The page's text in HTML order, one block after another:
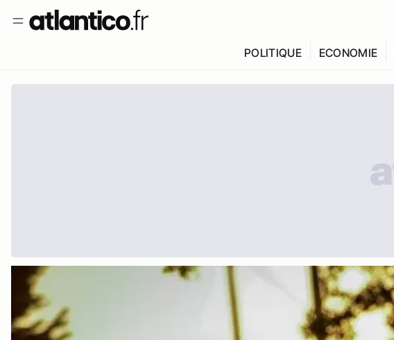
POLITIQUE ECONOMIE